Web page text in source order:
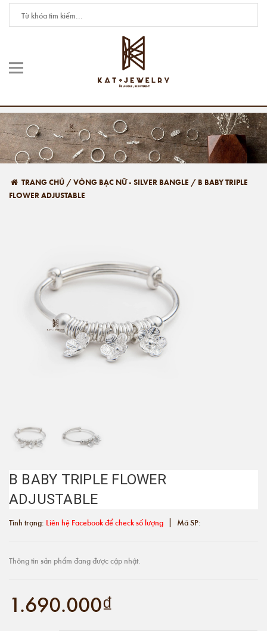
TRANG CHỦ /VÒNG BẠC NỮ - SILVER BANGLE / B BABY TRIPLE
FLOWER ADJUSTABLE
B BABY TRIPLE FLOWER
ADJUSTABLE
Tình trạng: Liên hệ Facebook để check số lượng | Mã SP:
Thông tin sản phẩm đang được cập nhật.
1.690.000₫